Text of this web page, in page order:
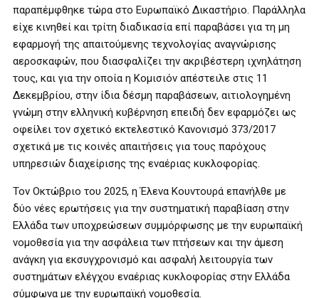
παραπέμφθηκε τώρα στο Ευρωπαϊκό Δικαστήριο. Παράλληλα
είχε κινηθεί και τρίτη διαδικασία επί παραβάσει για τη μη
εφαρμογή της απαιτούμενης τεχνολογίας αναγνώρισης
αεροσκαφών, που διασφαλίζει την ακριβέστερη ιχνηλάτηση
τους, και για την οποία η Κομισιόν απέστειλε στις 11
Δεκεμβρίου, στην ίδια δέσμη παραβάσεων, αιτιολογημένη
γνώμη στην ελληνική κυβέρνηση επειδή δεν εφαρμόζει ως
οφείλει τον σχετικό εκτελεστικό Κανονισμό 373/2017
σχετικά με τις κοινές απαιτήσεις για τους παρόχους
υπηρεσιών διαχείρισης της εναέριας κυκλοφορίας.
Τον Οκτώβριο του 2025, η Έλενα Κουντουρά επανήλθε με
δύο νέες ερωτήσεις για την συστηματική παραβίαση στην
Ελλάδα των υποχρεώσεων συμμόρφωσης με την ευρωπαϊκή
νομοθεσία για την ασφάλεια των πτήσεων και την άμεση
ανάγκη για εκσυγχρονισμό και ασφαλή λειτουργία των
συστημάτων ελέγχου εναέριας κυκλοφορίας στην Ελλάδα
σύμφωνα με την ευρωπαϊκή νομοθεσία.